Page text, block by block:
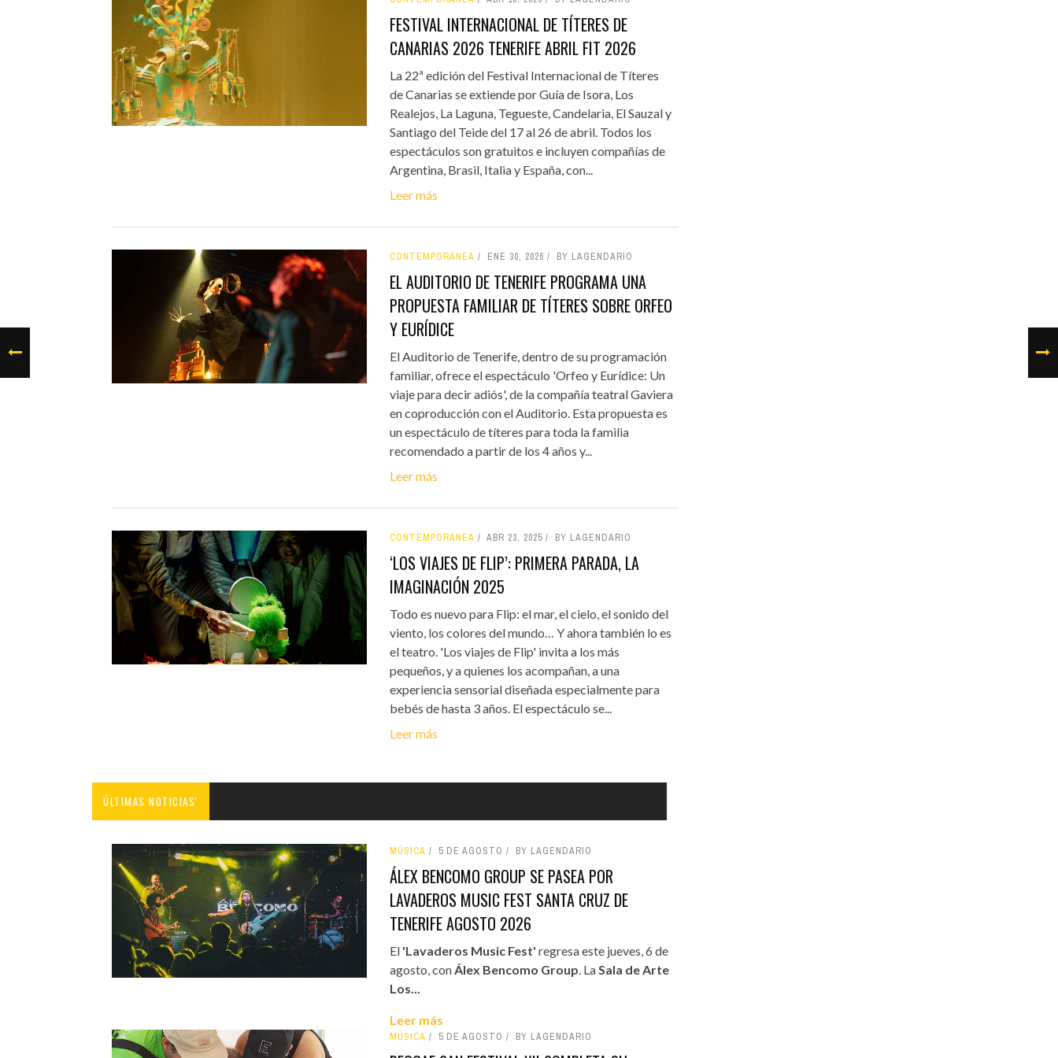
FESTIVAL INTERNACIONAL DE TÍTERES DE
CANARIAS 2026 TENERIFE ABRIL FIT 2026
La 22ª edición del Festival Internacional de Títeres
de Canarias se extiende por Guía de Isora, Los
Realejos, La Laguna, Tegueste, Candelaria, El Sauzal y
Santiago del Teide del 17 al 26 de abril. Todos los
espectáculos son gratuitos e incluyen compañías de
Argentina, Brasil, Italia y España, con...
Leer más
CONTEMPORÁNEA ENE 30, 2026 BY LAGENDARIO
EL AUDITORIO DE TENERIFE PROGRAMA UNA
PROPUESTA FAMILIAR DE TÍTERES SOBRE ORFEO
Y EURÍDICE
El Auditorio de Tenerife, dentro de su programación
familiar, ofrece el espectáculo 'Orfeo y Eurídice: Un
viaje para decir adiós', de la compañía teatral Gaviera
en coproducción con el Auditorio. Esta propuesta es
un espectáculo de títeres para toda la familia
recomendado a partir de los 4 años y...
Leer más
CONTEMPORÁNEA ABR 23, 2025 BY LAGENDARIO
‘LOS VIAJES DE FLIP’: PRIMERA PARADA, LA
IMAGINACIÓN 2025
Todo es nuevo para Flip: el mar, el cielo, el sonido del
viento, los colores del mundo… Y ahora también lo es
el teatro. 'Los viajes de Flip' invita a los más
pequeños, y a quienes los acompañan, a una
experiencia sensorial diseñada especialmente para
bebés de hasta 3 años. El espectáculo se...
Leer más
ÚLTIMAS NOTICIAS'
MÚSICA 5 DE AGOSTO BY LAGENDARIO
ÁLEX BENCOMO GROUP SE PASEA POR
LAVADEROS MUSIC FEST SANTA CRUZ DE
TENERIFE AGOSTO 2026
El 'Lavaderos Music Fest' regresa este jueves, 6 de
agosto, con Álex Bencomo Group . La Sala de Arte
Los...
Leer más
MÚSICA 5 DE AGOSTO BY LAGENDARIO